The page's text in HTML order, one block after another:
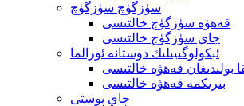
سۈزگۈچ سۈزگۈچ
قەھۋە سۈزگۈچ خالتىسى
چاي سۈزگۈچ خالتىسى
ئېكولوگىيىلىك دوستانە ئورالما
بولىدىغان قەھۋە خالتىسى
بىرىكمە قەھۋە خالتىسى
چاي پوستى